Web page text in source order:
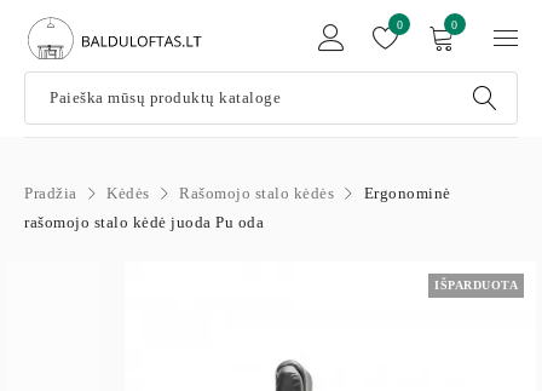
0
0
Pradžia Kėdės Rašomojo stalo kėdės
Ergonominė
rašomojo stalo kėdė juoda Pu oda
IŠPARDUOTA